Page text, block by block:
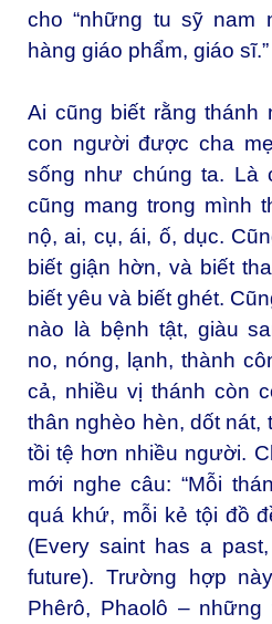
cho “những tu sỹ nam
hàng giáo phẩm, giáo sĩ.”
Ai cũng biết rằng thánh
con người được cha
sống như chúng ta. Là
cũng mang trong mình
nộ, ai, cụ, ái, ố, dục.
biết giận hờn, và biết
biết yêu và biết ghét.
nào là bệnh tật, giàu
no, nóng, lạnh, thành
cả, nhiều vị thánh còn
thân nghèo hèn, dốt nát,
tồi tệ hơn nhiều người.
mới nghe câu: “Mỗi
quá khứ, mỗi kẻ tội đồ
(Every saint has a
future). Trường hợp
Phêrô, Phaolô –